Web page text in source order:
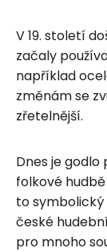
V 19. století
začaly
například
změnám se
zřetelnější.
Dnes je
folkové
to
české
pro mnoho